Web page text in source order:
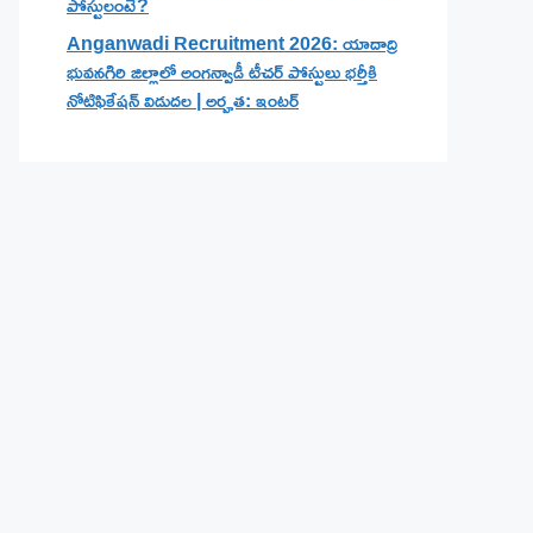
Anganwadi Recruitment 2026: యాదాద్రి
భువనగిరి జిల్లాలో అంగన్వాడీ టీచర్ పోస్టులు భర్తీకి
నోటిఫికేషన్ విడుదల | అర్హత: ఇంటర్